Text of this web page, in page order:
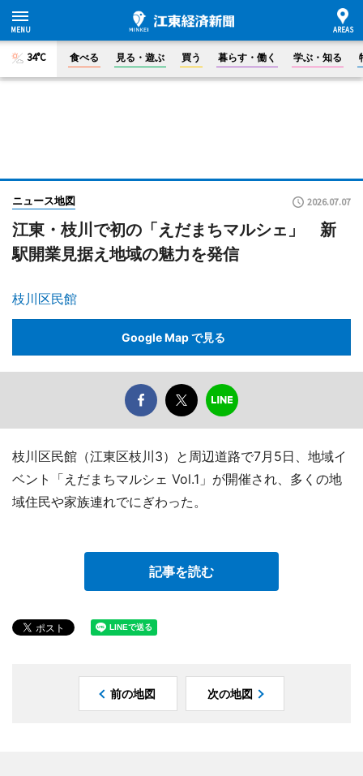
34°C 食べる 見る・遊ぶ 買う 暮らす・働く 学ぶ・知る
ニュース地図 2026.07.07
江東・枝川で初の「えだまちマルシェ」 新
駅開業見据え地域の魅力を発信
枝川区民館
Google Map で見る
枝川区民館（江東区枝川3）と周辺道路で7月5日、地域イ
ベント「えだまちマルシェ Vol.1」が開催され、多くの地
域住民や家族連れでにぎわった。
記事を読む
前の地図 次の地図